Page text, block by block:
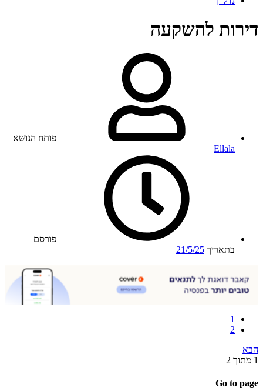
דירות להשקעה
פותח הנושא
Ellala
פורסם
בתאריך 21/5/25
1
2
הבא
1 מתוך 2
Go to page